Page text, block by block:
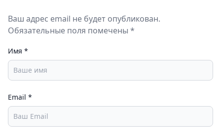
Ваш адрес email не будет опубликован.
Обязательные поля помечены *
Имя *
Email *